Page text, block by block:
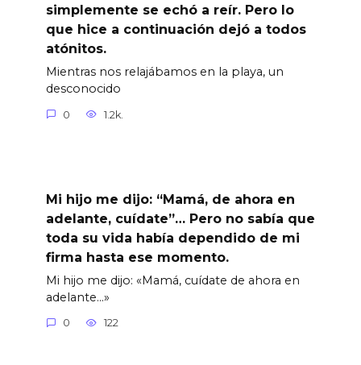
simplemente se echó a reír. Pero lo
que hice a continuación dejó a todos
atónitos.
Mientras nos relajábamos en la playa, un
desconocido
0 1.2k.
Mi hijo me dijo: “Mamá, de ahora en
adelante, cuídate”… Pero no sabía que
toda su vida había dependido de mi
firma hasta ese momento.
Mi hijo me dijo: «Mamá, cuídate de ahora en
adelante…»
0 122